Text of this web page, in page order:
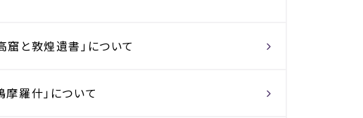
窟と敦煌遺書」について
摩羅什」について